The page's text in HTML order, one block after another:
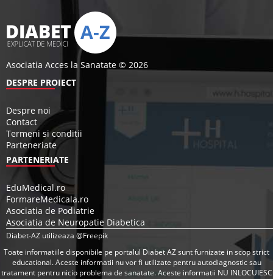
Asociatia Acces la Sanatate © 2026
DESPRE PROIECT
Despre noi
Contact
Termeni si conditii
Parteneriate
PARTENERIATE
EduMedical.ro
FormareMedicala.ro
Asociatia de Podiatrie
Asociatia de Neuropatie Diabetica
Diabet-AZ utilizeaza @Freepik
Toate informatiile disponibile pe portalul Diabet AZ sunt furnizate in scop strict
educational. Aceste informatii nu vor fi utilizate pentru autodiagnostic sau
tratament pentru nicio problema de sanatate. Aceste informatii NU INLOCUIESC